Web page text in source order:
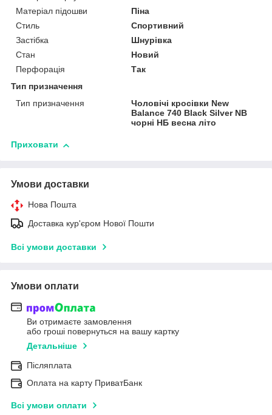
Матеріал підошви
Піна
Стиль
Спортивний
Застібка
Шнурівка
Стан
Новий
Перфорація
Так
Тип призначення
Тип призначення
Чоловічі кросівки New
Balance 740 Black Silver NB
чорні НБ весна літо
Приховати
Умови доставки
Нова Пошта
Доставка кур'єром Нової Пошти
Всі умови доставки
Умови оплати
Ви отримаєте замовлення
або гроші повернуться на вашу картку
Детальніше
Післяплата
Оплата на карту ПриватБанк
Всі умови оплати